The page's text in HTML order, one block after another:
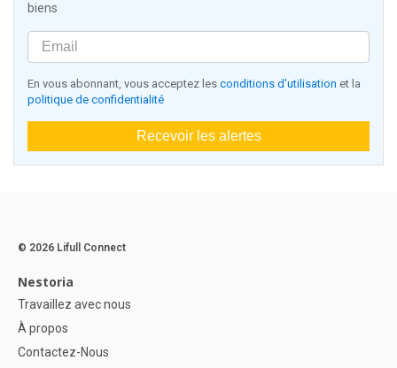
biens
En vous abonnant, vous acceptez les conditions d'utilisation et la
politique de confidentialité
Recevoir les alertes
© 2026 Lifull Connect
Nestoria
Travaillez avec nous
À propos
Contactez-Nous